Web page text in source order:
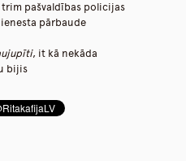
pašvaldības policijas
pārbaude
, it kā nekāda
bijis